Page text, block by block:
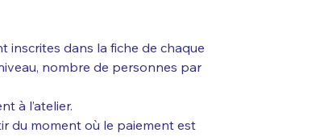
inscrites dans la fiche de chaque
nombre de personnes par
à l’atelier.
du moment où le paiement est